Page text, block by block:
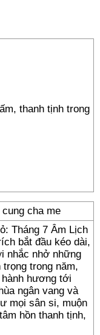
thanh tịnh trong
Tháng 7 Âm Lịch
bắt đầu kéo dài,
nhắc nhở những
trong năm,
hành hương tới
ngân vang và
mọi sân si, muộn
hồn thanh tịnh,